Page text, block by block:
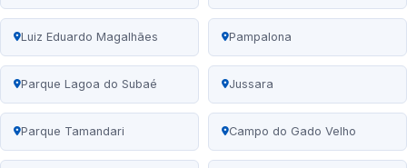
Luiz Eduardo Magalhães Pampalona
Parque Lagoa do Subaé Jussara
Parque Tamandari Campo do Gado Velho